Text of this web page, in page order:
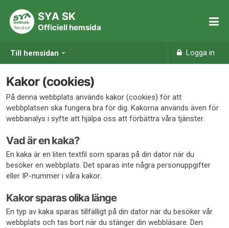
Till hemsidan Logga in
SYA SK
Officiell hemsida
Kakor (cookies)
På denna webbplats används kakor (cookies) för att
webbplatsen ska fungera bra för dig. Kakorna används även för
webbanalys i syfte att hjälpa oss att förbättra våra tjänster.
Vad är en kaka?
En kaka är en liten textfil som sparas på din dator när du
besöker en webbplats. Det sparas inte några personuppgifter
eller IP-nummer i våra kakor.
Kakor sparas olika länge
En typ av kaka sparas tillfälligt på din dator när du besöker vår
webbplats och tas bort när du stänger din webbläsare. Den